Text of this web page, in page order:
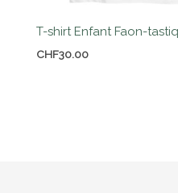
T-shirt Enfant Faon-
CHF30.00